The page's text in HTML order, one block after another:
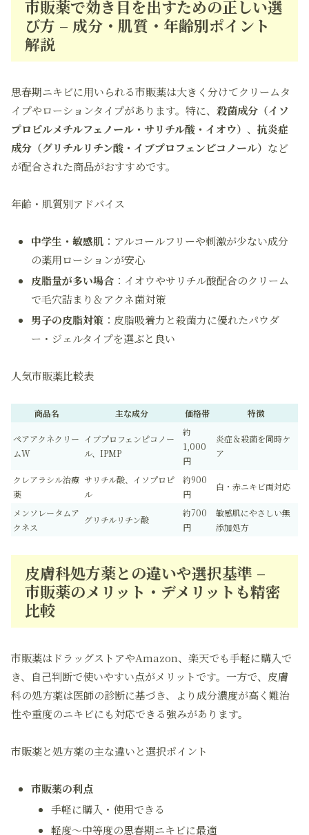
市販薬で効き目を出すための正しい選
び方 – 成分・肌質・年齢別ポイント
解説
思春期ニキビに用いられる市販薬は大きく分けてクリームタ
イプやローションタイプがあります。特に、 殺菌成分（イソ
プロピルメチルフェノール・サリチル酸・イオウ） 、 抗炎症
成分（グリチルリチン酸・イブプロフェンピコノール） など
が配合された商品がおすすめです。
年齢・肌質別アドバイス
中学生・敏感肌 ：アルコールフリーや刺激が少ない成分
の薬用ローションが安心
皮脂量が多い場合 ：イオウやサリチル酸配合のクリーム
で毛穴詰まり＆アクネ菌対策
男子の皮脂対策 ：皮脂吸着力と殺菌力に優れたパウダ
ー・ジェルタイプを選ぶと良い
人気市販薬比較表
商品名 主な成分 価格帯 特徴
ペアアクネクリー
ムW
イブプロフェンピコノー
ル、IPMP
約
1,000
円
炎症＆殺菌を同時ケ
ア
クレアラシル治療
薬
サリチル酸、イソプロピ
ル
約900
円
白・赤ニキビ両対応
メンソレータムア
クネス
グリチルリチン酸
約700
円
敏感肌にやさしい無
添加処方
皮膚科処方薬との違いや選択基準 –
市販薬のメリット・デメリットも精密
比較
市販薬はドラッグストアやAmazon、楽天でも手軽に購入で
き、自己判断で使いやすい点がメリットです。一方で、皮膚
科の処方薬は医師の診断に基づき、より成分濃度が高く難治
性や重度のニキビにも対応できる強みがあります。
市販薬と処方薬の主な違いと選択ポイント
市販薬の利点
手軽に購入・使用できる
軽度～中等度の思春期ニキビに最適